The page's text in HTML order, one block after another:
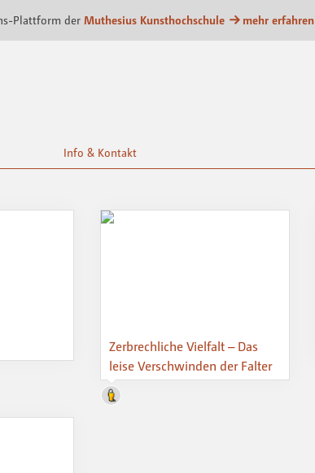
Plattform der Muthesius Kunsthochschule mehr erfahren
Info & Kontakt
Zerbrechliche Vielfalt – Das
leise Verschwinden der Falter